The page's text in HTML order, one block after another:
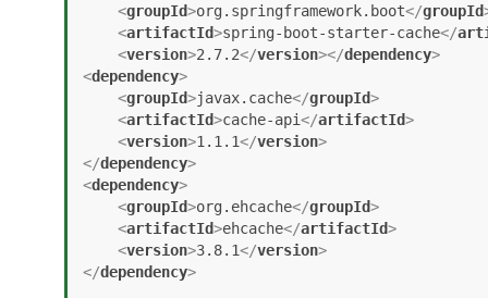
<groupId>org.springframework.boot</groupId
<artifactId>spring-boot-starter-cache</
<version>2.7.2</version></dependency>
<dependency>
<groupId>javax.cache</groupId>
<artifactId>cache-api</artifactId>
<version>1.1.1</version>
</dependency>
<dependency>
<groupId>org.ehcache</groupId>
<artifactId>ehcache</artifactId>
<version>3.8.1</version>
</dependency>